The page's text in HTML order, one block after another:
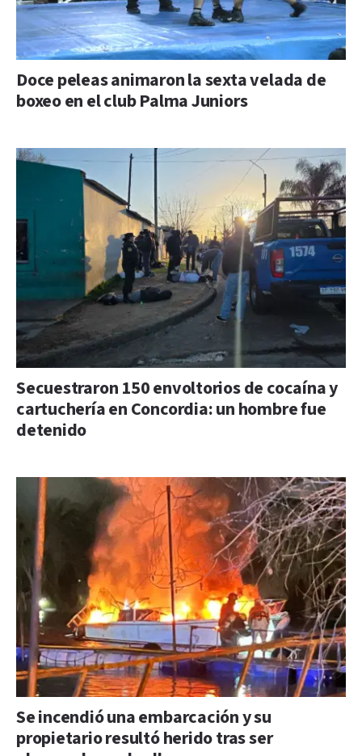
Doce peleas animaron la sexta velada de
boxeo en el club Palma Juniors
Secuestraron 150 envoltorios de cocaína y
cartuchería en Concordia: un hombre fue
detenido
Se incendió una embarcación y su
propietario resultó herido tras ser